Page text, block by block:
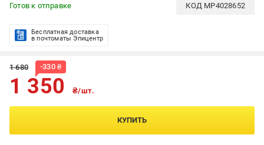
Готов к отправке КОД MP4028652
Бесплатная доставка
в почтоматы Эпицентр
1 680 -330₴
1 350 ₴/шт.
КУПИТЬ